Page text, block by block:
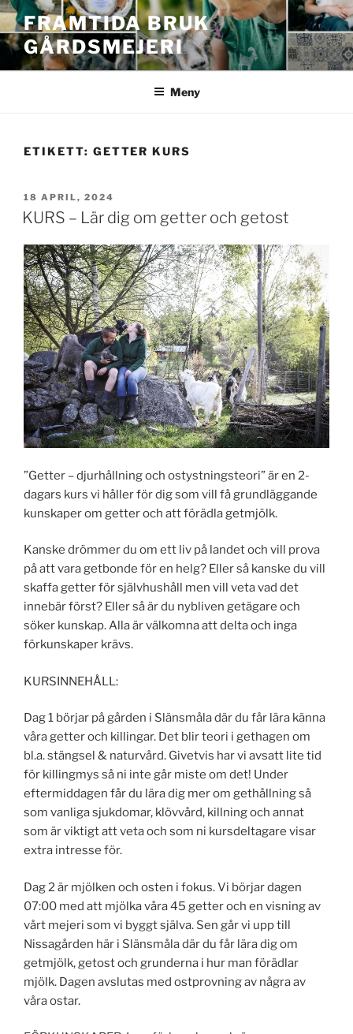
Hoppa
till
innehåll
FRAMTIDA BRUK
GÅRDSMEJERI
Meny
ETIKETT: GETTER KURS
PUBLICERAT
18 APRIL, 2024
KURS – Lär dig om getter och getost
”Getter – djurhållning och ostystningsteori” är en 2-
dagars kurs vi håller för dig som vill få grundläggande
kunskaper om getter och att förädla getmjölk.
Kanske drömmer du om ett liv på landet och vill prova
på att vara getbonde för en helg? Eller så kanske du vill
skaffa getter för självhushåll men vill veta vad det
innebär först? Eller så är du nybliven getägare och
söker kunskap. Alla är välkomna att delta och inga
förkunskaper krävs.
KURSINNEHÅLL:
Dag 1 börjar på gården i Slänsmåla där du får lära känna
våra getter och killingar. Det blir teori i gethagen om
bl.a. stängsel & naturvård. Givetvis har vi avsatt lite tid
för killingmys så ni inte går miste om det! Under
eftermiddagen får du lära dig mer om gethållning så
som vanliga sjukdomar, klövvård, killning och annat
som är viktigt att veta och som ni kursdeltagare visar
extra intresse för.
Dag 2 är mjölken och osten i fokus. Vi börjar dagen
07:00 med att mjölka våra 45 getter och en visning av
vårt mejeri som vi byggt själva. Sen går vi upp till
Nissagården här i Slänsmåla där du får lära dig om
getmjölk, getost och grunderna i hur man förädlar
mjölk. Dagen avslutas med ostprovning av några av
våra ostar.